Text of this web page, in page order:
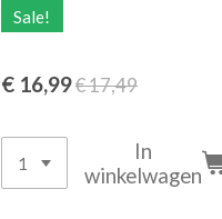
Sale!
€ 16,99€ 17,49
In
winkelwagen